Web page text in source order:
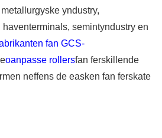
yndustry,
semintyndustry en
fan GCS-
oanpasse rollersfan ferskillende
neffens de easken fan ferskate